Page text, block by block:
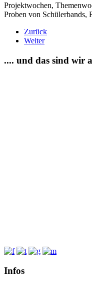
Projektwochen,
Proben von Schülerbands,
Zurück
Weiter
.... und das sind wir
Infos